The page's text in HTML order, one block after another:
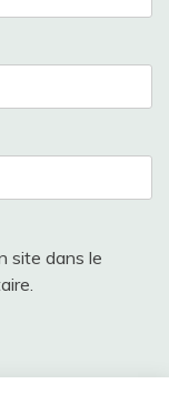
site dans le